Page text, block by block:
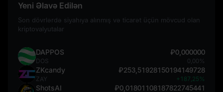
Yeni Əlavə Edilən
Son dövrlərdə siyahıya alınmış və ticarət üçün mövcud olan
kriptovalyutalar
DAPPOS
DOS
₽0,000000
0,00%
ZKcandy
ZAY
₽253,51928150194149728
+187,25%
ShotsAI ₽0,01801108187822745441